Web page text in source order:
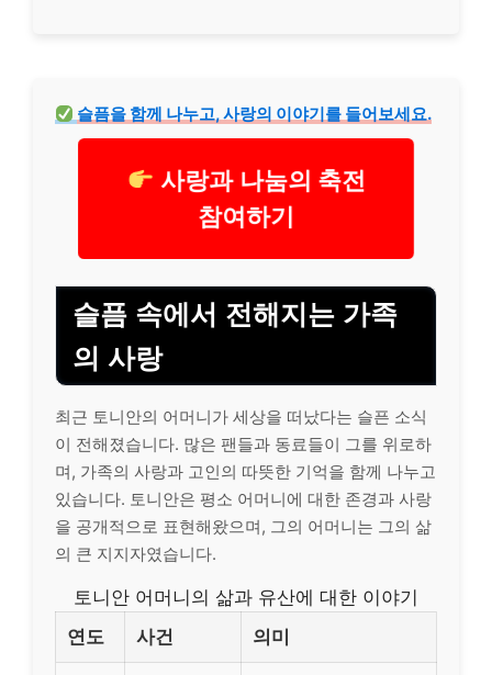
슬픔을 함께 나누고, 사랑의 이야기를 들어보세요.
사랑과 나눔의 축전
참여하기
슬픔 속에서 전해지는 가족
의 사랑
최근 토니안의 어머니가 세상을 떠났다는 슬픈 소식
이 전해졌습니다. 많은 팬들과 동료들이 그를 위로하
며, 가족의 사랑과 고인의 따뜻한 기억을 함께 나누고
있습니다. 토니안은 평소 어머니에 대한 존경과 사랑
을 공개적으로 표현해왔으며, 그의 어머니는 그의 삶
의 큰 지지자였습니다.
토니안 어머니의 삶과 유산에 대한 이야기
연도
사건 의미